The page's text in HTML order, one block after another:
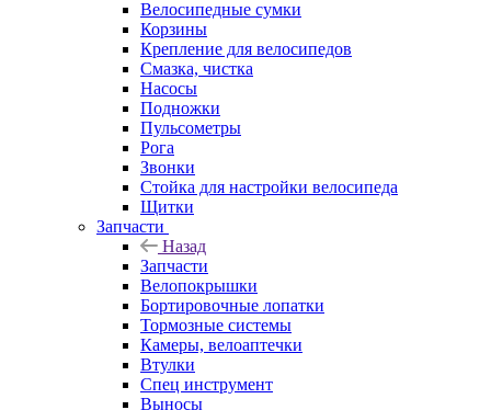
Велосипедные сумки
Корзины
Крепление для велосипедов
Смазка, чистка
Насосы
Подножки
Пульсометры
Рога
Звонки
Стойка для настройки велосипеда
Щитки
Запчасти
Назад
Запчасти
Велопокрышки
Бортировочные лопатки
Тормозные системы
Камеры, велоаптечки
Втулки
Спец инструмент
Выносы